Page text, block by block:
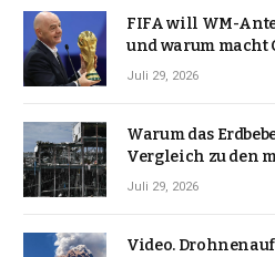
FIFA will WM-
und warum
Juli 29, 2026
Warum das
Vergleich zu den
Japan
Juli 29, 2026
Video.